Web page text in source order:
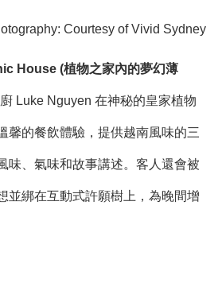
Courtesy of Vivid Sydney
House (植物之家內的夢幻薄
Luke Nguyen 在神秘的皇家植物
馨的餐飲體驗，提供越南風味的三
味、氣味和故事講述。客人還會被
並綁在互動式許願樹上，為晚間增